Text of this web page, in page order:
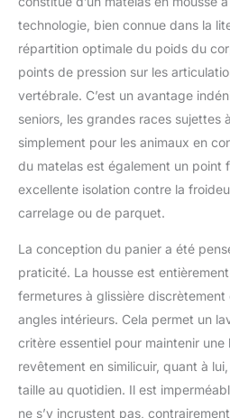
technologie, bien connue dans la
répartition optimale du poids du
points de pression sur les
vertébrale. C’est un avantage
seniors, les grandes races sujettes
simplement pour les animaux en
du matelas est également un point
excellente isolation contre la
carrelage ou de parquet.
La conception du panier a été
praticité. La housse est
fermetures à glissière discrètement
angles intérieurs. Cela permet un
critère essentiel pour maintenir
revêtement en similicuir, quant à
taille au quotidien. Il est
ne s’y incrustent pas,